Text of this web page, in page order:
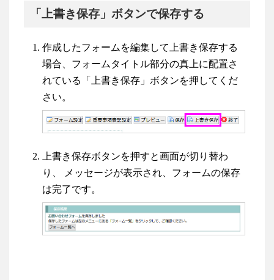
「上書き保存」ボタンで保存する
作成したフォームを編集して上書き保存する
場合、フォームタイトル部分の真上に配置さ
れている「上書き保存」ボタンを押してくだ
さい。
上書き保存ボタンを押すと画面が切り替わ
り、 メッセージが表示され、フォームの保存
は完了です。